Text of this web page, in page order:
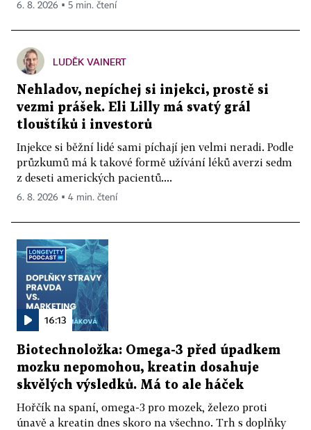
6. 8. 2026 ▪ 5 min. čtení
LUDĚK VAINERT
Nehladov, nepíchej si injekci, prostě si
vezmi prášek. Eli Lilly má svatý grál
tlouštíků i investorů
Injekce si běžní lidé sami píchají jen velmi neradi. Podle
průzkumů má k takové formě užívání léků averzi sedm
z deseti amerických pacientů....
6. 8. 2026 ▪ 4 min. čtení
16:13
Biotechnoložka: Omega-3 před úpadkem
mozku nepomohou, kreatin dosahuje
skvělých výsledků. Má to ale háček
Hořčík na spaní, omega-3 pro mozek, železo proti
únavě a kreatin dnes skoro na všechno. Trh s doplňky